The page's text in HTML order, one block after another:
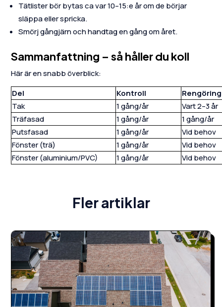
Tätlister bör bytas ca var 10–15:e år om de börjar
släppa eller spricka.
Smörj gångjärn och handtag en gång om året.
Sammanfattning – så håller du koll
Här är en snabb överblick:
Del
Kontroll
Rengöring
Tak
1 gång/år
Vart 2–3 år
Träfasad
1 gång/år
1 gång/år
Putsfasad
1 gång/år
Vid behov
Fönster (trä)
1 gång/år
Vid behov
Fönster (aluminium/PVC)
1 gång/år Vid behov
Fler artiklar